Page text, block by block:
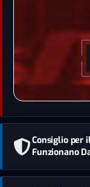
Consiglio per
Funzionano